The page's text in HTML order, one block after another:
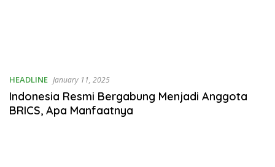
HEADLINE January 11, 2025
Indonesia Resmi Bergabung Menjadi Anggota
BRICS, Apa Manfaatnya